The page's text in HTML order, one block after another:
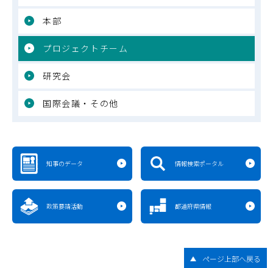
本部
プロジェクトチーム
研究会
国際会議・その他
知事のデータ 情報検索ポータル
政策要請活動 都道府県情報
ページ上部へ戻る